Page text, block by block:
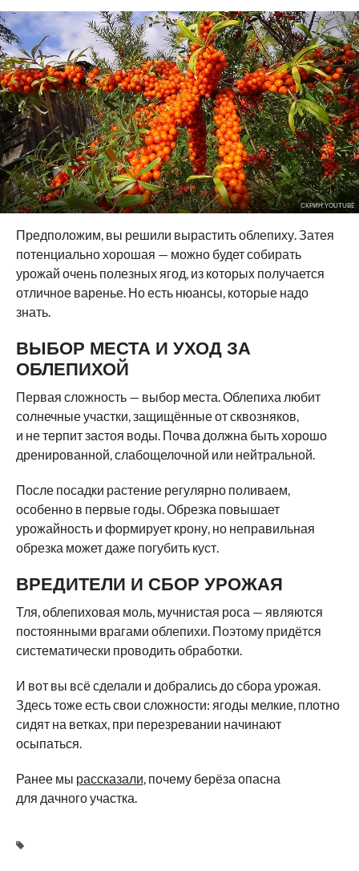
СКРИН YOUTUBE
Предположим, вы решили вырастить облепиху. Затея
потенциально хорошая — можно будет собирать
урожай очень полезных ягод, из которых получается
отличное варенье. Но есть нюансы, которые надо
знать.
ВЫБОР МЕСТА И УХОД ЗА
ОБЛЕПИХОЙ
Первая сложность — выбор места. Облепиха любит
солнечные участки, защищённые от сквозняков,
и не терпит застоя воды. Почва должна быть хорошо
дренированной, слабощелочной или нейтральной.
После посадки растение регулярно поливаем,
особенно в первые годы. Обрезка повышает
урожайность и формирует крону, но неправильная
обрезка может даже погубить куст.
ВРЕДИТЕЛИ И СБОР УРОЖАЯ
Тля, облепиховая моль, мучнистая роса — являются
постоянными врагами облепихи. Поэтому придётся
систематически проводить обработки.
И вот вы всё сделали и добрались до сбора урожая.
Здесь тоже есть свои сложности: ягоды мелкие, плотно
сидят на ветках, при перезревании начинают
осыпаться.
Ранее мы рассказали, почему берёза опасна
для дачного участка.